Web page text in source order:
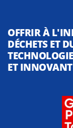
OFFRIR À
DÉCHETS ET
ET